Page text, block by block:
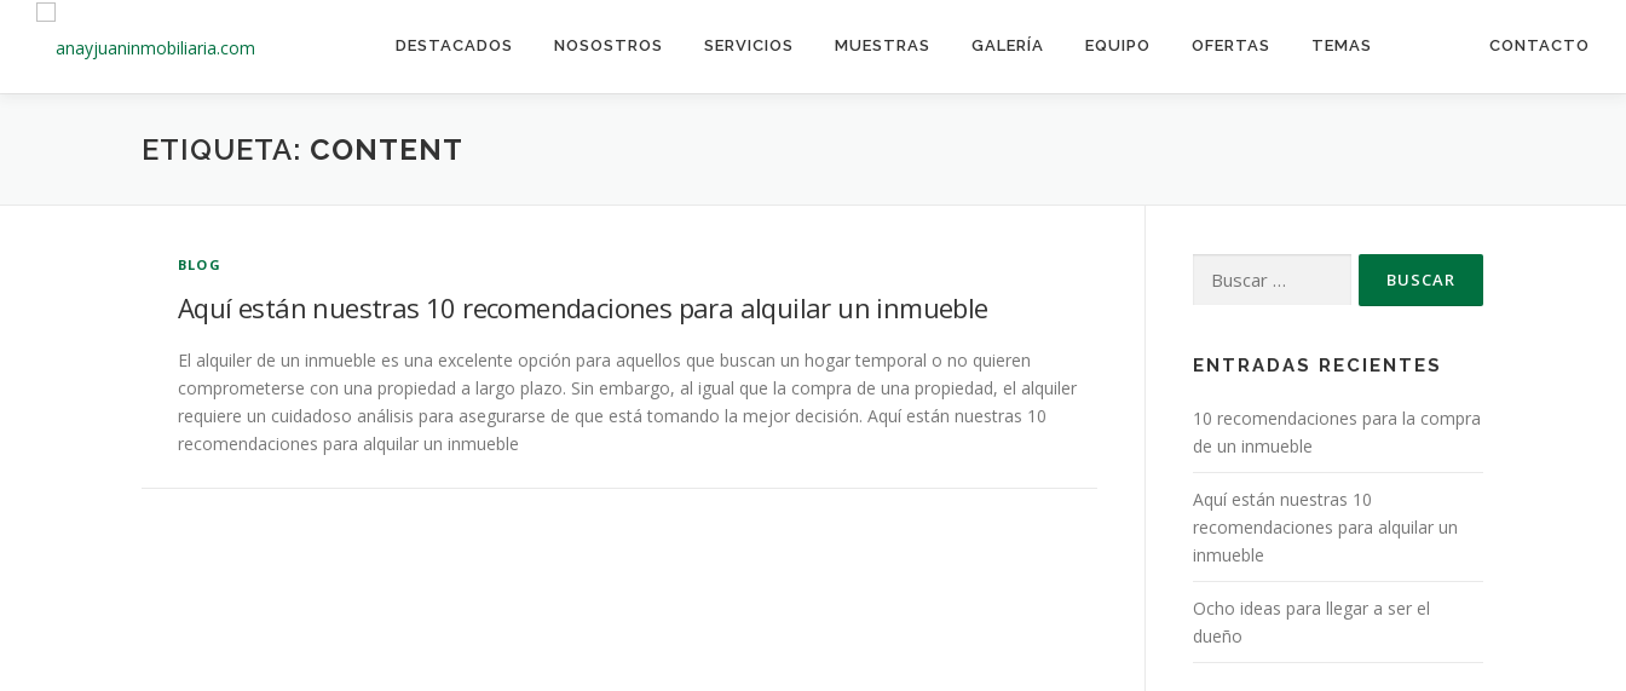
DESTACADOS NOSOSTROS SERVICIOS MUESTRAS GALERÍA EQUIPO OFERTAS TEMAS CONTACTO
ETIQUETA: CONTENT
BLOG
Aquí están nuestras 10 recomendaciones para alquilar un inmueble
El alquiler de un inmueble es una excelente opción para aquellos que buscan un hogar temporal o no quieren
comprometerse con una propiedad a largo plazo. Sin embargo, al igual que la compra de una propiedad, el alquiler
requiere un cuidadoso análisis para asegurarse de que está tomando la mejor decisión. Aquí están nuestras 10
recomendaciones para alquilar un inmueble
ENTRADAS RECIENTES
10 recomendaciones para la compra
de un inmueble
Aquí están nuestras 10
recomendaciones para alquilar un
inmueble
Ocho ideas para llegar a ser el
dueño